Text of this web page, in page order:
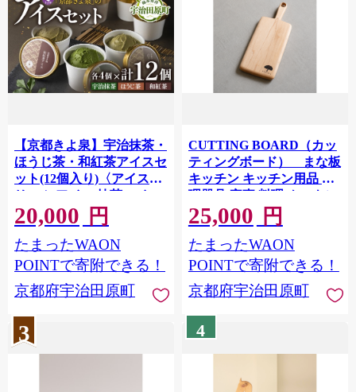
【京都きよ泉】宇治抹茶・
ほうじ茶・和紅茶アイスセ
ット(12個入り)〈アイスク
リーム アイス 抹茶スイー
ツ スイーツ 宇治抹茶 抹茶
ほうじ茶 和紅茶 セット デ
ザート 洋菓子 ギフト 詰合
わせ〉 56210499
20,000 円
たまったWAON
POINTで寄附できる！
京都府宇治田原町
CUTTING BOARD（カッ
ティングボード） まな板
キッチン キッチン用品 調
理器具 家事 料理 クッキン
グ 木製 カッティングボー
ド カットボード 木材 木製
品 56210615
25,000 円
たまったWAON
POINTで寄附できる！
京都府宇治田原町
3 4